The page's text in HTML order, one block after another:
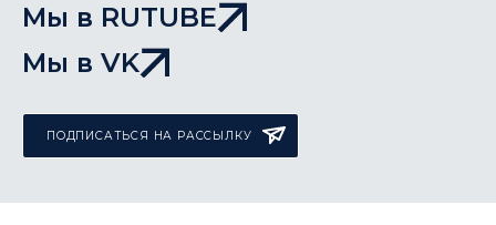
Мы в RUTUBE
Мы в VK
ПОДПИСАТЬСЯ НА РАССЫЛКУ